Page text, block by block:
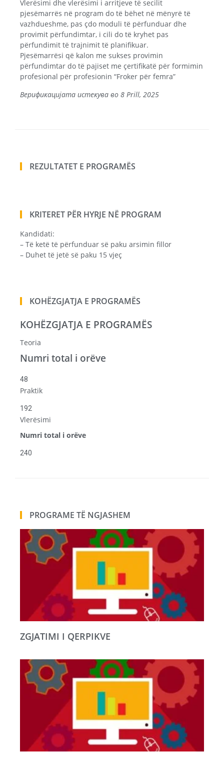
Vlerësimi dhe vlerësimi i arritjeve të secilit
pjesëmarrës në program do të bëhet në mënyrë të
vazhdueshme, pas çdo moduli të përfunduar dhe
provimit përfundimtar, i cili do të kryhet pas
përfundimit të trajnimit të planifikuar.
Pjesëmarrësi që kalon me sukses provimin
përfundimtar do të pajiset me çertifikatë për formimin
profesional për profesionin “Froker për femra”
Верификацијата истекува во 8 Prill, 2025
REZULTATET E PROGRAMËS
KRITERET PËR HYRJE NË PROGRAM
Kandidati:
– Të ketë të përfunduar së paku arsimin fillor
– Duhet të jetë së paku 15 vjeç
KOHËZGJATJA E PROGRAMËS
KOHËZGJATJA E PROGRAMËS
Teoria
Numri total i orëve
48
Praktik
192
Vlerësimi
Numri total i orëve
240
PROGRAME TË NGJASHEM
ZGJATIMI I QERPIKVE